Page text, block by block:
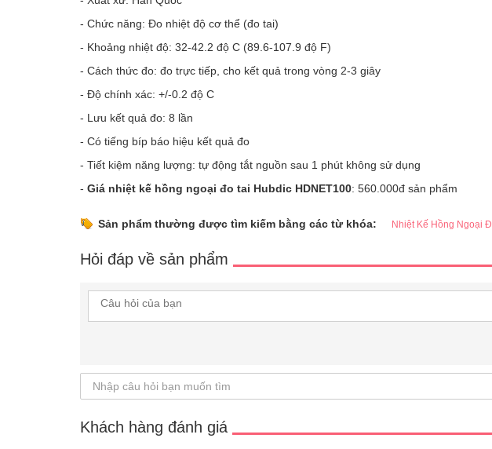
- Chức năng: Đo nhiệt độ cơ thể (đo tai)
- Khoảng nhiệt độ: 32-42.2 độ C (89.6-107.9 độ F)
- Cách thức đo: đo trực tiếp, cho kết quả trong vòng 2-3 giây
- Độ chính xác: +/-0.2 độ C
- Lưu kết quả đo: 8 lần
- Có tiếng bíp báo hiệu kết quả đo
- Tiết kiệm năng lượng: tự động tắt nguồn sau 1 phút không sử dụng
- Giá nhiệt kế hồng ngoại đo tai Hubdic HDNET100: 560.000đ sản phẩm
Sản phẩm thường được tìm kiếm bằng các từ khóa: Nhiệt Kế Hồng Ngoại
Hỏi đáp về sản phẩm
Khách hàng đánh giá